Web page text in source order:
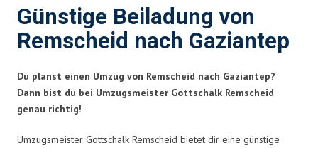
Günstige Beiladung von
Remscheid nach Gaziantep
Du planst einen Umzug von Remscheid nach Gaziantep?
Dann bist du bei Umzugsmeister Gottschalk Remscheid
genau richtig!
Umzugsmeister Gottschalk Remscheid bietet dir eine günstige